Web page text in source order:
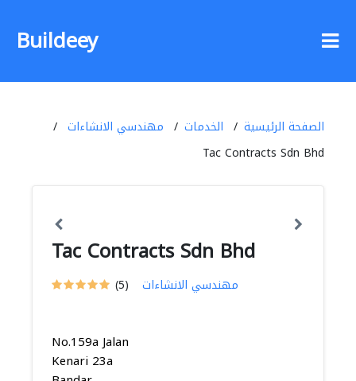
Buildeey
الصفحة الرئيسية الخدمات
مهندسي الانشاءات
Tac Contracts Sdn Bhd
Tac Contracts Sdn Bhd
(5) مهندسي الانشاءات
No.159a Jalan
Kenari 23a